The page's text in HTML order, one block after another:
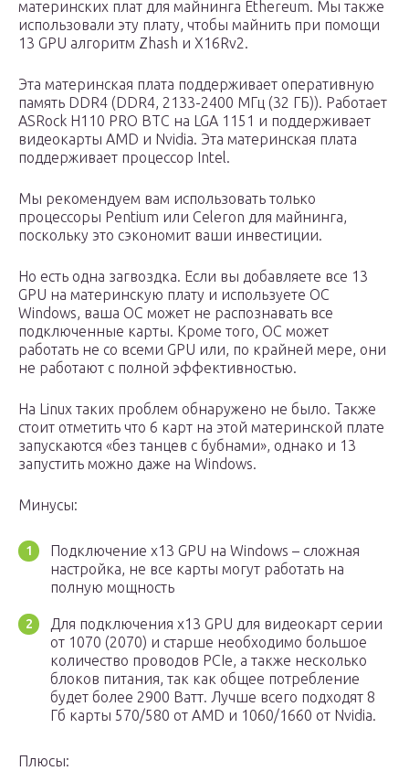
материнских плат для майнинга Ethereum. Мы также
использовали эту плату, чтобы майнить при помощи
13 GPU алгоритм Zhash и X16Rv2.
Эта материнская плата поддерживает оперативную
память DDR4 (DDR4, 2133-2400 МГц (32 ГБ)). Работает
ASRock H110 PRO BTC на LGA 1151 и поддерживает
видеокарты AMD и Nvidia. Эта материнская плата
поддерживает процессор Intel.
Мы рекомендуем вам использовать только
процессоры Pentium или Celeron для майнинга,
поскольку это сэкономит ваши инвестиции.
Но есть одна загвоздка. Если вы добавляете все 13
GPU на материнскую плату и используете ОС
Windows, ваша ОС может не распознавать все
подключенные карты. Кроме того, ОС может
работать не со всеми GPU или, по крайней мере, они
не работают с полной эффективностью.
На Linux таких проблем обнаружено не было. Также
стоит отметить что 6 карт на этой материнской плате
запускаются «без танцев с бубнами», однако и 13
запустить можно даже на Windows.
Минусы:
Подключение x13 GPU на Windows – сложная
настройка, не все карты могут работать на
полную мощность
Для подключения x13 GPU для видеокарт серии
от 1070 (2070) и старше необходимо большое
количество проводов PCIe, а также несколько
блоков питания, так как общее потребление
будет более 2900 Ватт. Лучше всего подходят 8
Гб карты 570/580 от AMD и 1060/1660 от Nvidia.
Плюсы: